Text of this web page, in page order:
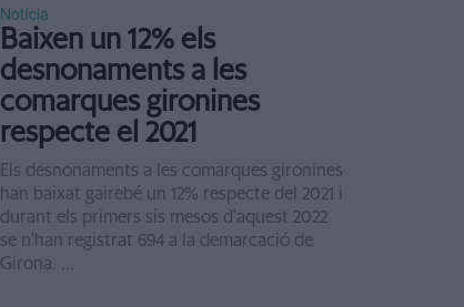
Notícia
Baixen un 12% els
desnonaments a les
comarques gironines
respecte el 2021
Els desnonaments a les comarques gironines
han baixat gairebé un 12% respecte del 2021 i
durant els primers sis mesos d'aquest 2022
se n'han registrat 694 a la demarcació de
Girona. ...